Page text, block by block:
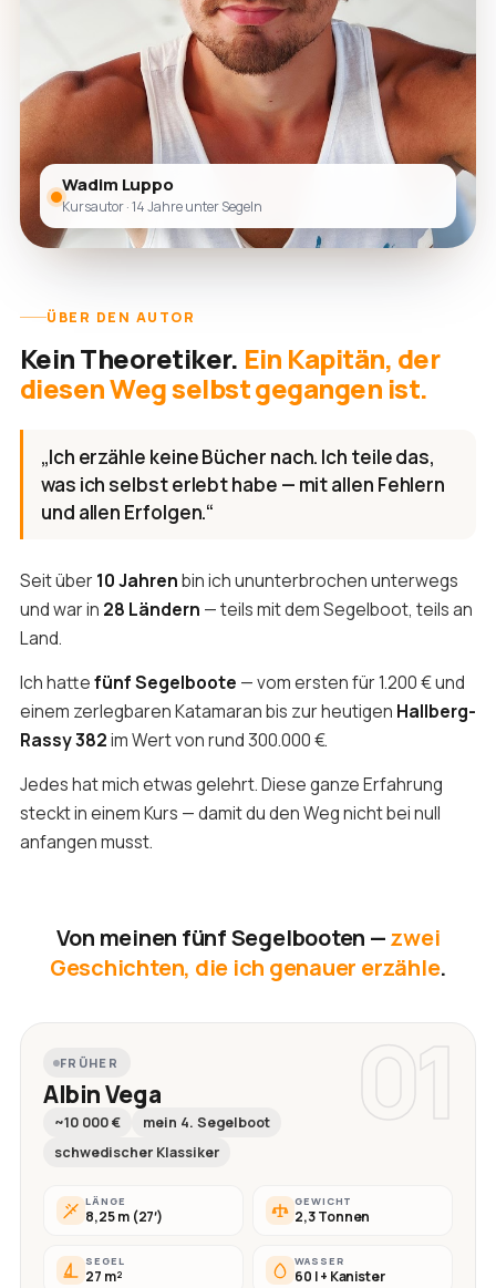
Wadim Luppo
Kursautor · 14 Jahre unter Segeln
ÜBER DEN AUTOR
Kein Theoretiker. Ein Kapitän, der
diesen Weg selbst gegangen ist.
„Ich erzähle keine Bücher nach. Ich teile das,
was ich selbst erlebt habe — mit allen Fehlern
und allen Erfolgen.“
Seit über 10 Jahrenbin ich ununterbrochen unterwegs
und war in 28 Ländern — teils mit dem Segelboot, teils an
Land.
Ich hattefünf Segelboote — vom ersten für 1.200 € und
einem zerlegbaren Katamaran bis zur heutigen Hallberg-
Rassy 382im Wert von rund 300.000 €.
Jedes hat mich etwas gelehrt. Diese ganze Erfahrung
steckt in einem Kurs — damit du den Weg nicht bei null
anfangen musst.
Von meinen fünf Segelbooten —zwei
Geschichten, die ich genauer erzähle.
01
FRÜHER
Albin Vega
~10 000 €
mein 4. Segelboot
schwedischer Klassiker
LÄNGE
8,25 m (27′)
GEWICHT
2,3 Tonnen
SEGEL
27 m²
WASSER
60 l + Kanister